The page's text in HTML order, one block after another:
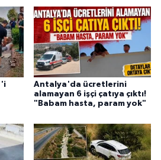
Antalya'da ücretlerini
alamayan 6 işçi çatıya çıktı!
"Babam hasta, param yok"